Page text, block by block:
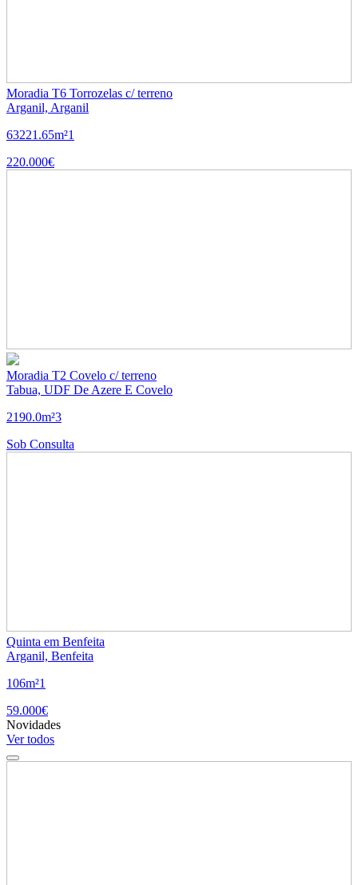
Moradia T6 Torrozelas c/ terreno
Arganil, Arganil
63221.65m²1
220.000€
Moradia T2 Covelo c/ terreno
Tabua, UDF De Azere E Covelo
2190.0m²3
Sob Consulta
Quinta em Benfeita
Arganil, Benfeita
106m²1
59.000€
Novidades
Ver todos